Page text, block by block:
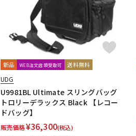
新品 WEB注文店頭受取可 送料無料
UDG
U9981BL Ultimate スリングバッグ
トロリーデラックス Black 【レコー
ドバッグ】
販売価格¥36,300(税込)